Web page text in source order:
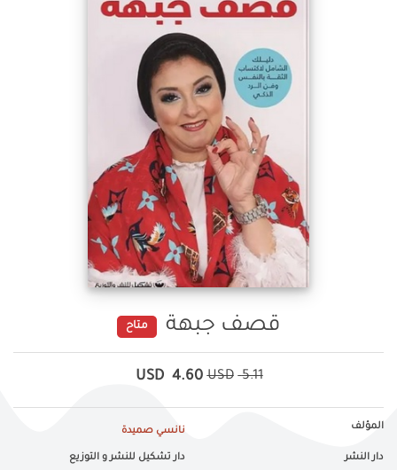
قصف جبهة متاح
5.11
USD
4.60
USD
المؤلف نانسي صميدة
دار النشر دار تشكيل للنشر و التوزيع